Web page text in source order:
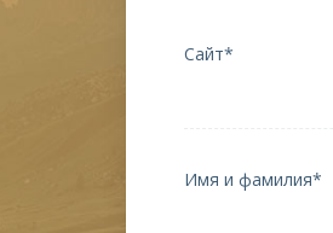
Сайт*
Имя и фамилия*